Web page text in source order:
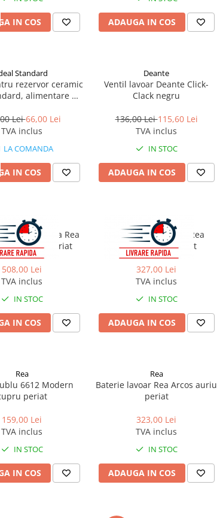
IN COS ADAUGA IN COS
Standard
rezervor ceramic
alimentare de
Lei66,00 Lei
TVA inclus
LA COMANDA
IN COS
Deante
Ventil lavoar Deante Click-
Clack negru
136,00 Lei115,60 Lei
TVA inclus
IN STOC
ADAUGA IN COS
Rea
incastrata Rea
BOX auriu periat
508,00 Lei
TVA inclus
IN STOC
IN COS
Rea
Baterie pentru baie Rea
Ontario auriu periat
327,00 Lei
TVA inclus
IN STOC
ADAUGA IN COS
Rea
6612 Modern
periat
159,00 Lei
TVA inclus
IN STOC
IN COS
Rea
Baterie lavoar Rea Arcos auriu
periat
323,00 Lei
TVA inclus
IN STOC
ADAUGA IN COS